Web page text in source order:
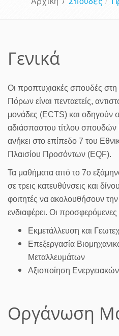
Γενικά
Οι προπτυχιακές σπουδές
Πόρων είναι πενταετείς,
μονάδες (ECTS) και οδηγούν
αδιάσπαστου τίτλου
ανήκει στο επίπεδο 7 του
Πλαισίου Προσόντων (EQF).
Τα μαθήματα από το 7ο
σε τρεις κατευθύνσεις και
φοιτητές να ακολουθήσουν
ενδιαφέρει. Οι προσφερόμενες
Εκμετάλλευση και
Επεξεργασία
Μεταλλευμάτων
Αξιοποίηση
Οργάνωση